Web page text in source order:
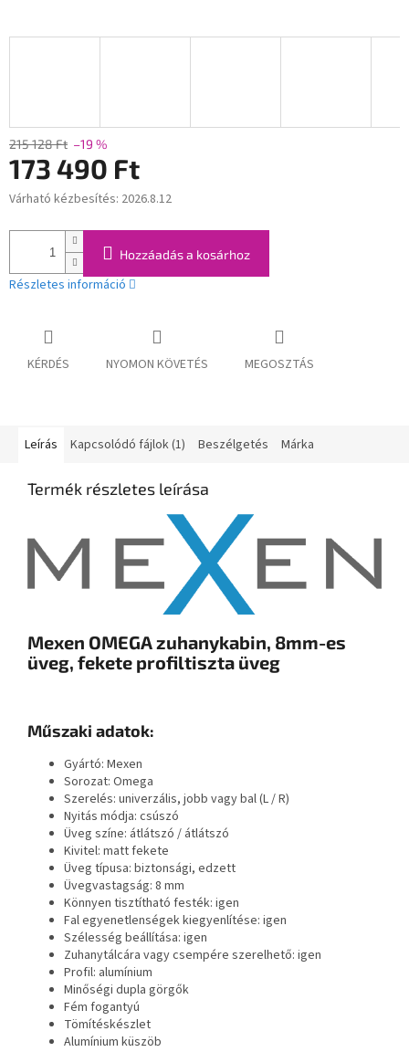
215 128 Ft –19 %
173 490 Ft
Egységár:
Várható kézbesítés: 2026.8.12
Hozzáadás a kosárhoz
Részletes információ
KÉRDÉS NYOMON KÖVETÉS MEGOSZTÁS
Leírás Kapcsolódó fájlok (1) Beszélgetés Márka
Termék részletes leírása
Mexen OMEGA zuhanykabin, 8mm-es
üveg, fekete profiltiszta üveg
Műszaki adatok:
Gyártó: Mexen
Sorozat: Omega
Szerelés: univerzális, jobb vagy bal (L / R)
Nyitás módja: csúszó
Üveg színe: átlátszó / átlátszó
Kivitel: matt fekete
Üveg típusa: biztonsági, edzett
Üvegvastagság: 8 mm
Könnyen tisztítható festék: igen
Fal egyenetlenségek kiegyenlítése: igen
Szélesség beállítása: igen
Zuhanytálcára vagy csempére szerelhető: igen
Profil: alumínium
Minőségi dupla görgők
Fém fogantyú
Tömítéskészlet
Alumínium küszöb